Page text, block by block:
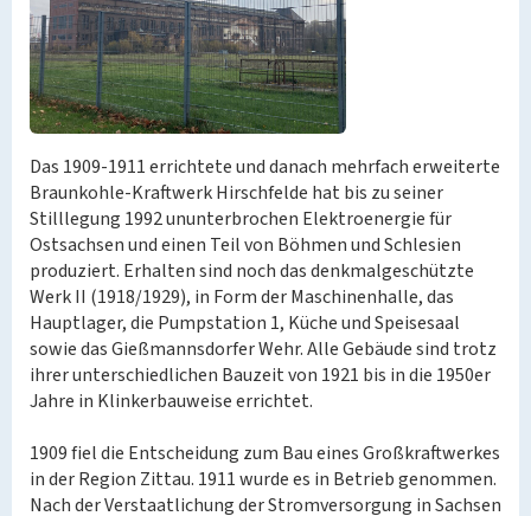
Das 1909-1911 errichtete und danach mehrfach erweiterte
Braunkohle-Kraftwerk Hirschfelde hat bis zu seiner
Stilllegung 1992 ununterbrochen Elektroenergie für
Ostsachsen und einen Teil von Böhmen und Schlesien
produziert. Erhalten sind noch das denkmalgeschützte
Werk II (1918/1929), in Form der Maschinenhalle, das
Hauptlager, die Pumpstation 1, Küche und Speisesaal
sowie das Gießmannsdorfer Wehr. Alle Gebäude sind trotz
ihrer unterschiedlichen Bauzeit von 1921 bis in die 1950er
Jahre in Klinkerbauweise errichtet.
1909 fiel die Entscheidung zum Bau eines Großkraftwerkes
in der Region Zittau. 1911 wurde es in Betrieb genommen.
Nach der Verstaatlichung der Stromversorgung in Sachsen